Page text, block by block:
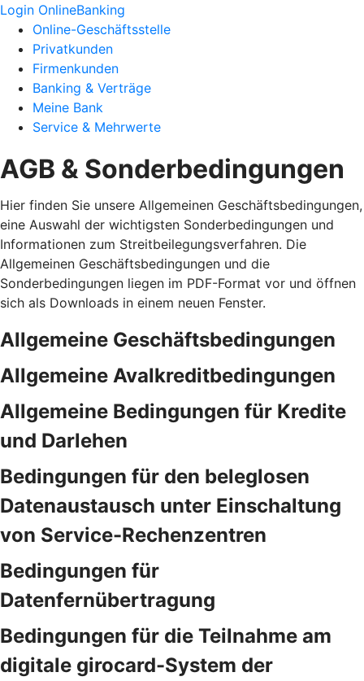
Login OnlineBanking
Online-Geschäftsstelle
Privatkunden
Firmenkunden
Banking & Verträge
Meine Bank
Service & Mehrwerte
AGB & Sonderbedingungen
Hier finden Sie unsere Allgemeinen Geschäftsbedingungen,
eine Auswahl der wichtigsten Sonderbedingungen und
Informationen zum Streitbeilegungsverfahren. Die
Allgemeinen Geschäftsbedingungen und die
Sonderbedingungen liegen im PDF-Format vor und öffnen
sich als Downloads in einem neuen Fenster.
Allgemeine Geschäftsbedingungen
Allgemeine Avalkreditbedingungen
Allgemeine Bedingungen für Kredite
und Darlehen
Bedingungen für den beleglosen
Datenaustausch unter Einschaltung
von Service-Rechenzentren
Bedingungen für
Datenfernübertragung
Bedingungen für die Teilnahme am
digitale girocard-System der